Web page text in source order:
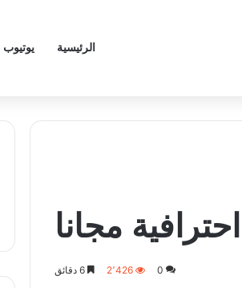
الرئيسية يوتيوب
مجانا
0 2٬426